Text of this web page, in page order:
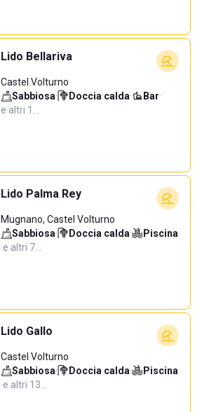
Lido Bellariva
Castel Volturno
Sabbiosa· Doccia calda· Bar·
e altri 1…
Lido Palma Rey
Mugnano, Castel Volturno
Sabbiosa· Doccia calda·
Piscina
·e altri 7…
Lido Gallo
Castel Volturno
Sabbiosa· Doccia calda·
Piscina
·e altri 13…